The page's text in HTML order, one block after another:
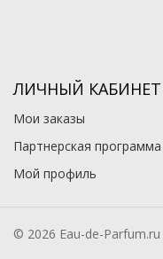
ЛИЧНЫЙ КАБИНЕТ
Мои заказы
Партнерская программа
Мой профиль
© 2026 Eau-de-Parfum.ru